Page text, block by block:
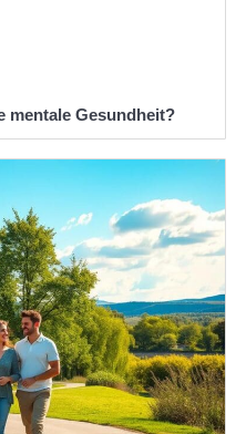
mentale Gesundheit?